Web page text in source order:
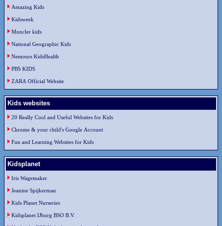
Amazing Kids
Kidsweek
Moncler kids
National Geographic Kids
Nemours KidsHealth
PBS KIDS
ZARA Official Website
Kids websites
20 Really Cool and Useful Websites for Kids
Chrome & your child's Google Account
Fun and Learning Websites for Kids
Kidsplanet
Iris Wagemaker
Jeanine Spijkerman
Kids Planet Nurseries
Kidsplanet IJburg BSO B.V.